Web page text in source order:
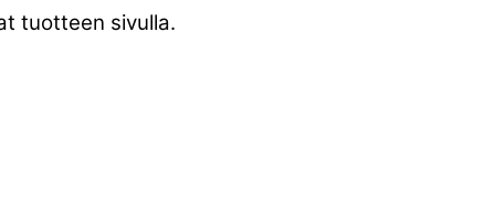
tuotteen sivulla.